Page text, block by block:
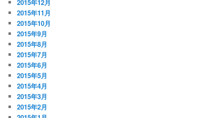
2015年12月
2015年11月
2015年10月
2015年9月
2015年8月
2015年7月
2015年6月
2015年5月
2015年4月
2015年3月
2015年2月